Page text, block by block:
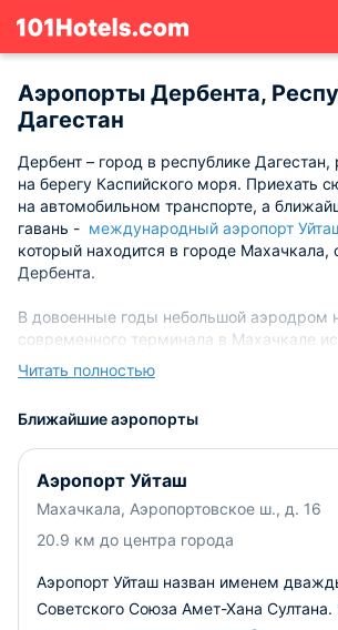
Аэропорты Дербента,
Дагестан
Дербент – город в республике
на берегу Каспийского моря. Приехать
на автомобильном транспорте, а
гавань - международный аэропорт
который находится в городе Махачкала,
Дербента.
В довоенные годы небольшой аэродром
современного терминала в Махачкале
связующую роль между Тифлисом,
Его активное развитие, как
здание аэровокзала, полностью
взлетно-посадочное полотно, длина
2620 м.
В настоящее время аэропорт принимает
внутренние, так и международные
ожидающих рейс. Кроме касс и стоек
расположены:
Читать полностью
Ближайшие аэропорты
Аэропорт Уйташ
Махачкала, Аэропортовское ш., д. 16
20.9 км до центра города
Аэропорт Уйташ назван именем
Советского Союза Амет-Хана Султана.